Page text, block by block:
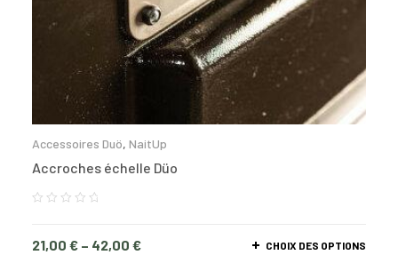
Accessoires Duö, NaitUp
Accroches échelle Düo
21,00 € – 42,00 € CHOIX DES OPTIONS